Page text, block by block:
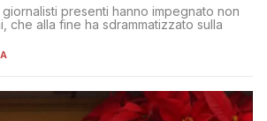
presenti hanno impegnato non
che alla fine ha sdrammatizzato sulla